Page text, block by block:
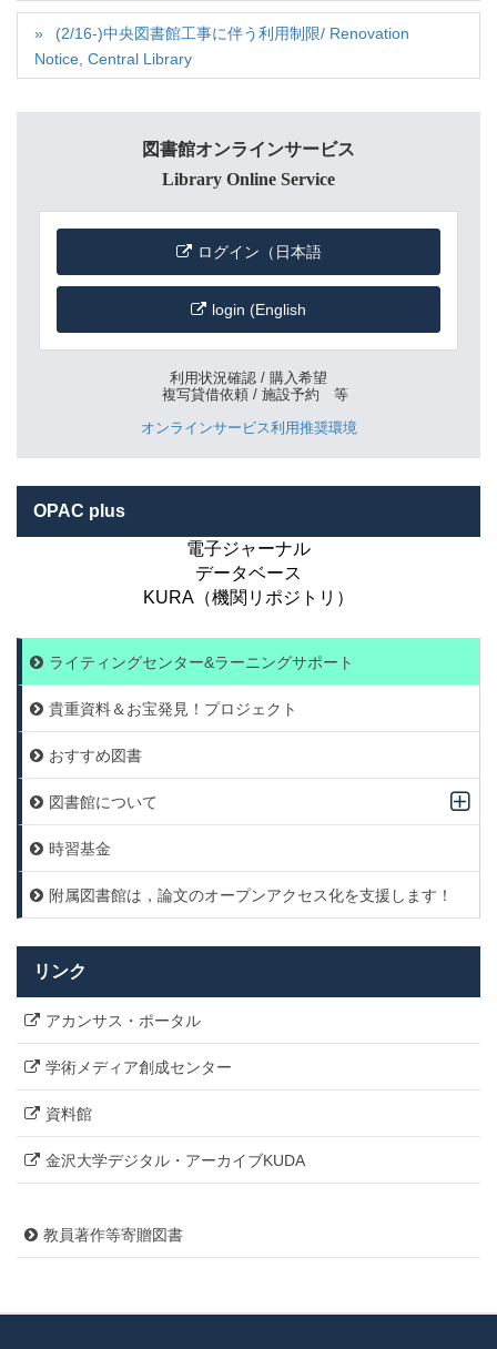
(2/16-)中央図書館工事に伴う利用制限/ Renovation
Notice, Central Library
図書館オンラインサービス
Library Online Service
ログイン（日本語
login (English
利用状況確認 / 購入希望
複写貸借依頼 / 施設予約 等
オンラインサービス利用推奨環境
OPAC plus
電子ジャーナル
データベース
KURA（機関リポジトリ）
ライティングセンター&ラーニングサポート
貴重資料＆お宝発見！プロジェクト
おすすめ図書
図書館について
時習基金
附属図書館は，論文のオープンアクセス化を支援します！
リンク
アカンサス・ポータル
学術メディア創成センター
資料館
金沢大学デジタル・アーカイブKUDA
教員著作等寄贈図書